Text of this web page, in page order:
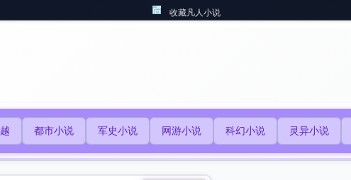
收藏凡人小说
都市小说 军史小说 网游小说 科幻小说 灵异小说